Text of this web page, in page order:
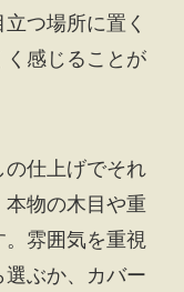
つ場所に置く
く感じることが
の仕上げでそれ
物の木目や重
。雰囲気を重視
ぶか、カバー